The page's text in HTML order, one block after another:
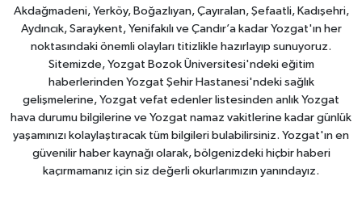
Akdağmadeni, Yerköy, Boğazlıyan, Çayıralan, Şefaatli, Kadışehri,
Aydıncık, Saraykent, Yenifakılı ve Çandır’a kadar Yozgat'ın her
noktasındaki önemli olayları titizlikle hazırlayıp sunuyoruz.
Sitemizde, Yozgat Bozok Üniversitesi'ndeki eğitim
haberlerinden Yozgat Şehir Hastanesi'ndeki sağlık
gelişmelerine, Yozgat vefat edenler listesinden anlık Yozgat
hava durumu bilgilerine ve Yozgat namaz vakitlerine kadar günlük
yaşamınızı kolaylaştıracak tüm bilgileri bulabilirsiniz. Yozgat'ın en
güvenilir haber kaynağı olarak, bölgenizdeki hiçbir haberi
kaçırmamanız için siz değerli okurlarımızın yanındayız.